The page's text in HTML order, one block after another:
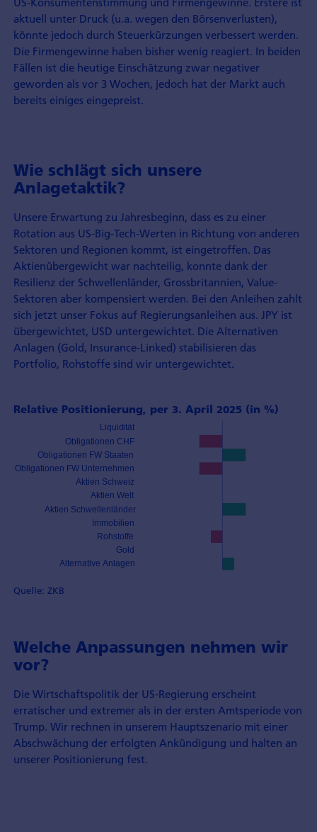
aktuell unter Druck (u.a. wegen den Börsen­verlusten),
könnte jedoch durch Steuer­kürzungen verbessert werden.
Die Firmen­gewinne haben bisher wenig reagiert. In beiden
Fällen ist die heutige Einschätzung zwar negativer
geworden als vor 3 Wochen, jedoch hat der Markt auch
bereits einiges eingepreist.
Wie schlägt sich unsere
Anlagetaktik?
Unsere Erwartung zu Jahresbeginn, dass es zu einer
Rotation aus US-Big-Tech-Werten in Richtung von anderen
Sektoren und Regionen kommt, ist eingetroffen. Das
Aktienüber­gewicht war nachteilig, konnte dank der
Resilienz der Schwellen­länder, Gross­britannien, Value-
Sektoren aber kompensiert werden. Bei den Anleihen zahlt
sich jetzt unser Fokus auf Regierungs­anleihen aus. JPY ist
über­gewichtet, USD unter­gewichtet. Die Alternativen
Anlagen (Gold, Insurance-Linked) stabilisieren das
Portfolio, Rohstoffe sind wir untergewichtet.
Relative Positionierung, per 3. April 2025 (in %)
Quelle: ZKB
Welche Anpassungen nehmen wir
vor?
Die Wirtschaftspolitik der US-Regierung erscheint
erratischer und extremer als in der ersten Amtsperiode von
Trump. Wir rechnen in unserem Haupt­szenario mit einer
Abschwächung der erfolgten Ankündigung und halten an
unserer Positionierung fest.